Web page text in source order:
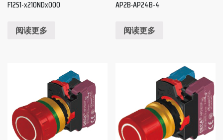
F12S1-x210NDx000
阅读更多
AP2B‧AP24B-4
阅读更多